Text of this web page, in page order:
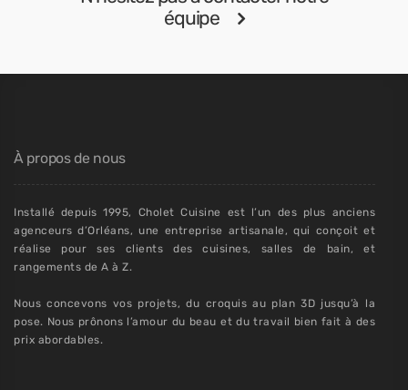
équipe
À propos de nous
Installé depuis 1995, Cholet Cuisine est l’un des plus anciens
agenceurs d’Orléans, une entreprise artisanale, qui conçoit et
réalise pour ses clients des cuisines, salles de bain, et
rangements de A à Z.
Nous concevons vos projets, du croquis au plan 3D jusqu’à la
pose. Nous prônons l’amour du beau et du travail bien fait à des
prix abordables.